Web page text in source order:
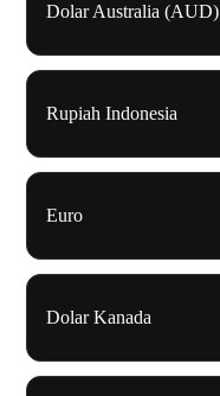
Dolar Australia (AUD)
Rupiah Indonesia
Euro
Dolar Kanada